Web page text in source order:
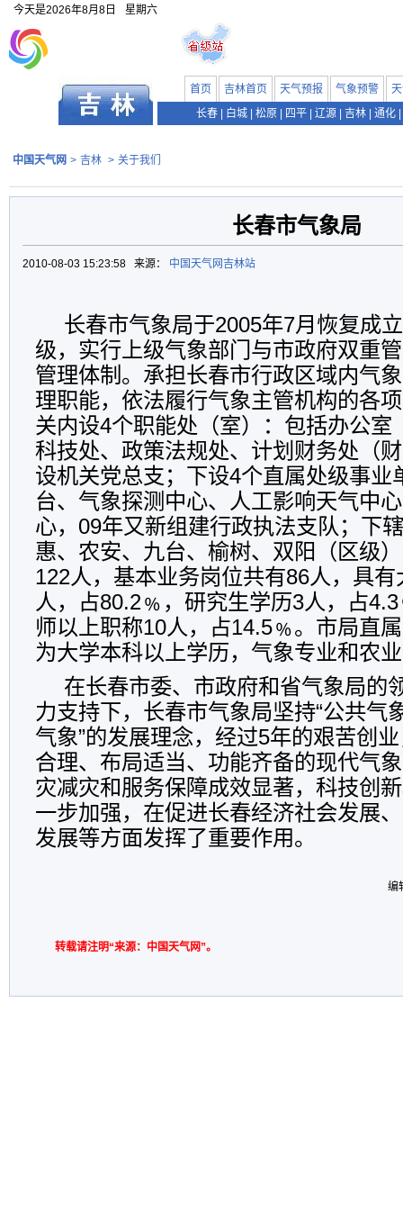
今天是2026年8月8日 星期六
首页 吉林首页 天气预报 气象预警
长春
白城 松原 四平 辽源 吉林 通化
中国天气网 > 吉林 > 关于我们
长春市气象局
2010-08-03 15:23:58 来源： 中国天气网吉林站
长春市气象局于2005年7月恢复成
级，实行上级气象部门与市政府双重
管理体制。承担长春市行政区域内气
理职能，依法履行气象主管机构的各
关内设4个职能处（室）：包括办公室
科技处、政策法规处、计划财务处（
设机关党总支；下设4个直属处级事业
台、气象探测中心、人工影响天气中
心，09年又新组建行政执法支队；下
惠、农安、九台、榆树、双阳（区级
122人，基本业务岗位共有86人，具
人，占80.2﹪，研究生学历3人，占
师以上职称10人，占14.5﹪。市局直
为大学本科以上学历，气象专业和农
在长春市委、市政府和省气象局的
力支持下，长春市气象局坚持“公共气
气象”的发展理念，经过5年的艰苦创
合理、布局适当、功能齐备的现代气
灾减灾和服务保障成效显著，科技创
一步加强，在促进长春经济社会发展
发展等方面发挥了重要作用。
编
转载请注明“来源：中国天气网”。